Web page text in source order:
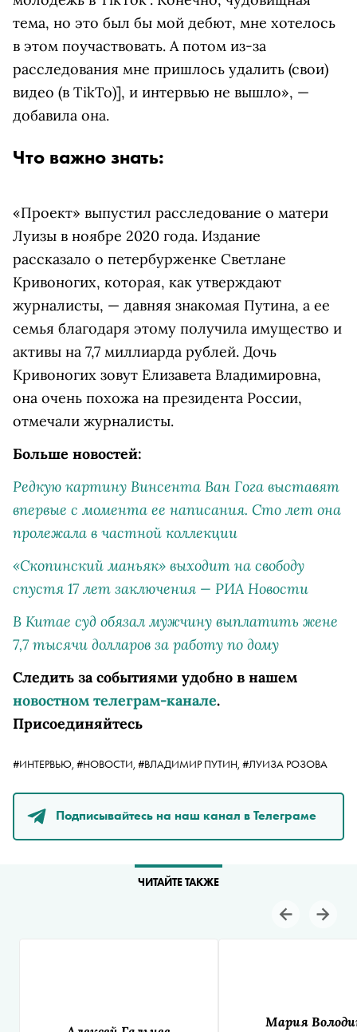
тема, но это был бы мой дебют, мне хотелось
в этом поучаствовать. А потом из-за
расследования мне пришлось удалить (свои)
видео (в TikTo)], и интервью не вышло», —
добавила она.
Что важно знать:
«Проект» выпустил расследование о матери
Луизы в ноябре 2020 года. Издание
рассказало о петербурженке Светлане
Кривоногих, которая, как утверждают
журналисты, — давняя знакомая Путина, а ее
семья благодаря этому получила имущество и
активы на 7,7 миллиарда рублей. Дочь
Кривоногих зовут Елизавета Владимировна,
она очень похожа на президента России,
отмечали журналисты.
Больше новостей:
Редкую картину Винсента Ван Гога выставят
впервые с момента ее написания. Сто лет она
пролежала в частной коллекции
«Скопинский маньяк» выходит на свободу
спустя 17 лет заключения — РИА Новости
В Китае суд обязал мужчину выплатить жене
7,7 тысячи долларов за работу по дому
Следить за событиями удобно в нашем
новостном телеграм-канале.
Присоединяйтесь
#ИНТЕРВЬЮ, #НОВОСТИ, #ВЛАДИМИР ПУТИН, #ЛУИЗА РОЗОВА
Подписывайтесь на наш канал в Телеграме
ЧИТАЙТЕ ТАКЖЕ
Мария